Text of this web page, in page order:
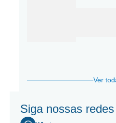
Ver
Siga nossas redes